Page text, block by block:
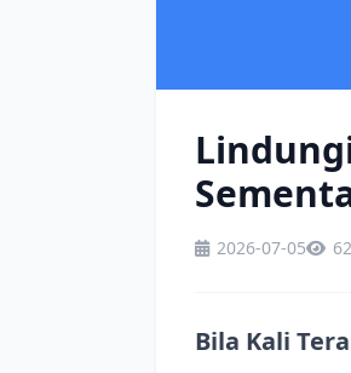
2026-07-05
Bila Kali